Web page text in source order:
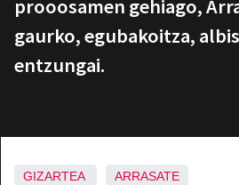
prooosamen gehiago,
gaurko, egubakoitza,
entzungai.
GIZARTEA ARRASATE